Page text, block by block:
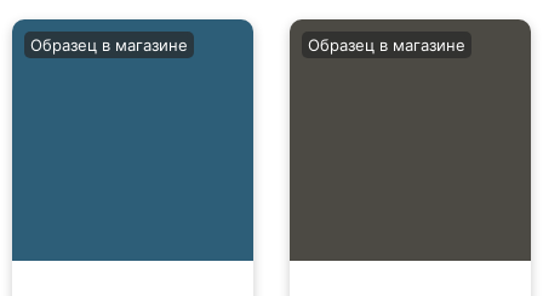
Образец в магазине Образец в магазине